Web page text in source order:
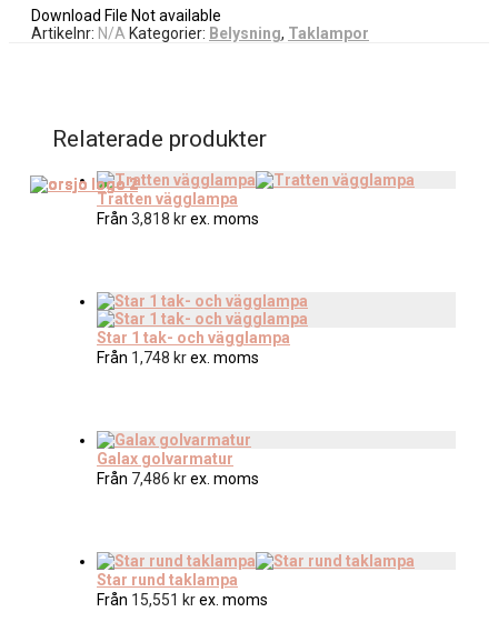
Download File Not available
Artikelnr: N/A Kategorier: Belysning, Taklampor
Relaterade produkter
Tratten vägglampa
Från 3,818 krex. moms
Star 1 tak- och vägglampa
Från 1,748 krex. moms
Galax golvarmatur
Från 7,486 krex. moms
Star rund taklampa
Från 15,551 krex. moms